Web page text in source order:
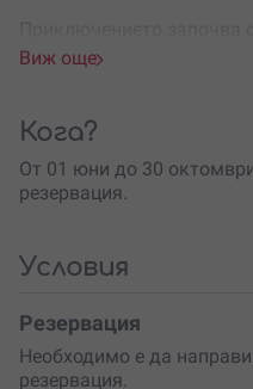
къдетосертифициран
водолазно оборудване
постепенно от
подводния свят, и ще
дълбочина. През цялото
те очаква сладко
морето. И за да останат
получишбезплатно
преживяване
Виж още
Кога?
От 01 юни до 30
резервация.
Условия
Резервация
Необходимо е да
резервация.